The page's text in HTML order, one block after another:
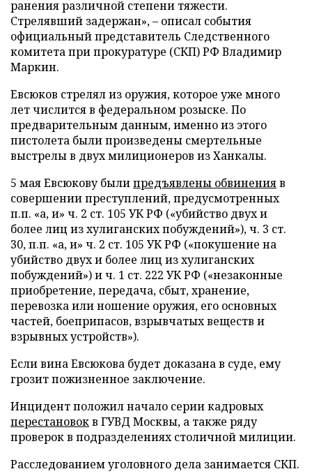
ранения различной степени тяжести.
Стрелявший задержан», – описал события
официальный представитель Следственного
комитета при прокуратуре (СКП) РФ Владимир
Маркин.
Евсюков стрелял из оружия, которое уже много
лет числится в федеральном розыске. По
предварительным данным, именно из этого
пистолета были произведены смертельные
выстрелы в двух милиционеров из Ханкалы.
5 мая Евсюкову былипредъявлены обвиненияв
совершении преступлений, предусмотренных
п.п. «а, и» ч. 2 ст. 105 УК РФ («убийство двух и
более лиц из хулиганских побуждений»), ч. 3 ст.
30, п.п. «а, и» ч. 2 ст. 105 УК РФ («покушение на
убийство двух и более лиц из хулиганских
побуждений») и ч. 1 ст. 222 УК РФ («незаконные
приобретение, передача, сбыт, хранение,
перевозка или ношение оружия, его основных
частей, боеприпасов, взрывчатых веществ и
взрывных устройств»).
Если вина Евсюкова будет доказана в суде, ему
грозит пожизненное заключение.
Инцидент положил начало серии кадровых
перестановокв ГУВД Москвы, а также ряду
проверок в подразделениях столичной милиции.
Расследованием уголовного дела занимается СКП.